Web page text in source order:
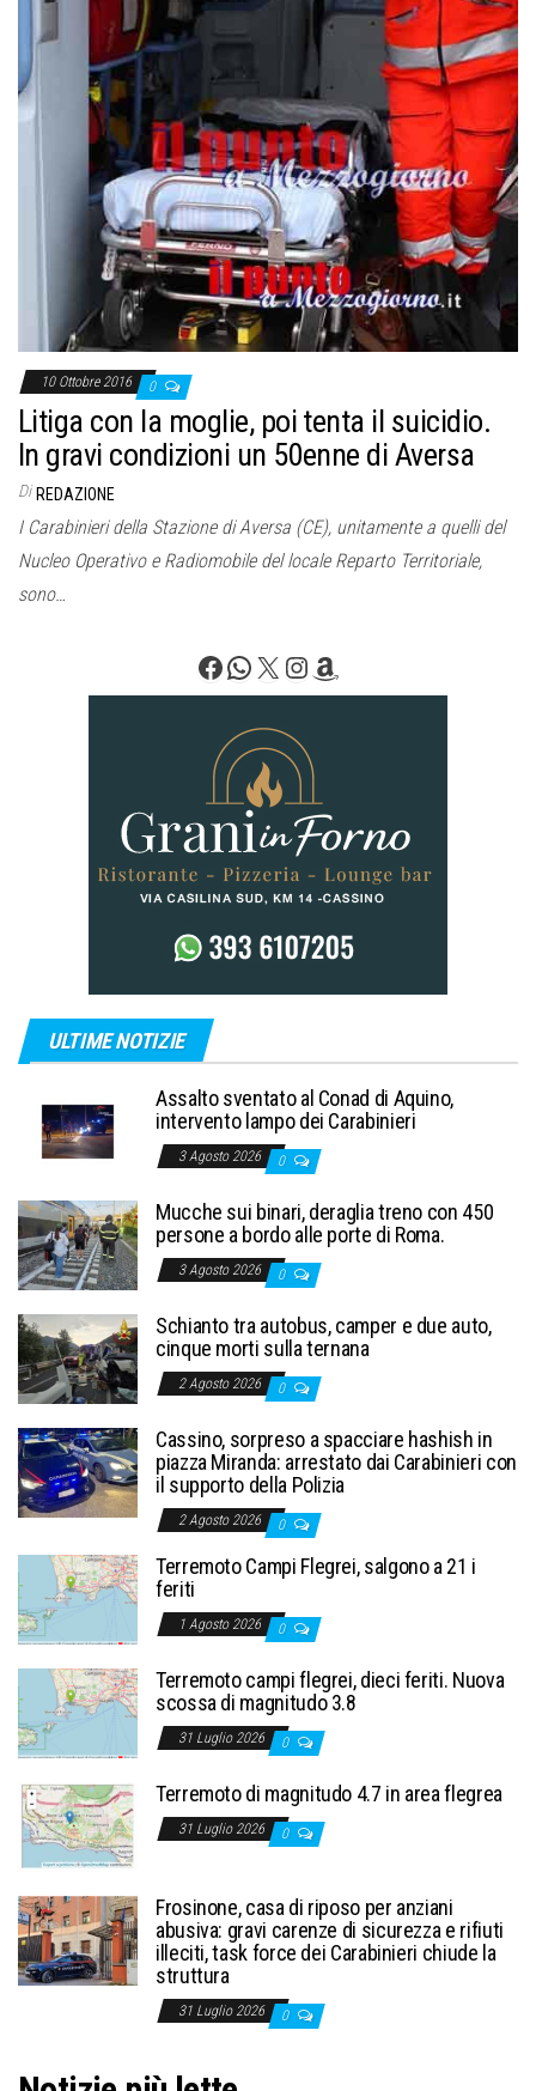
10 Ottobre 2016 0
Litiga con la moglie, poi tenta il suicidio.
In gravi condizioni un 50enne di Aversa
Di REDAZIONE
I Carabinieri della Stazione di Aversa (CE), unitamente a quelli del
Nucleo Operativo e Radiomobile del locale Reparto Territoriale,
sono…
Facebook
WhatsApp
X Instagram
Amazon
ULTIME NOTIZIE
Assalto sventato al Conad di Aquino,
intervento lampo dei Carabinieri
3 Agosto 2026 0
Mucche sui binari, deraglia treno con 450
persone a bordo alle porte di Roma.
3 Agosto 2026 0
Schianto tra autobus, camper e due auto,
cinque morti sulla ternana
2 Agosto 2026 0
Cassino, sorpreso a spacciare hashish in
piazza Miranda: arrestato dai Carabinieri con
il supporto della Polizia
2 Agosto 2026 0
Terremoto Campi Flegrei, salgono a 21 i
feriti
1 Agosto 2026 0
Terremoto campi flegrei, dieci feriti. Nuova
scossa di magnitudo 3.8
31 Luglio 2026 0
Terremoto di magnitudo 4.7 in area flegrea
31 Luglio 2026 0
Frosinone, casa di riposo per anziani
abusiva: gravi carenze di sicurezza e rifiuti
illeciti, task force dei Carabinieri chiude la
struttura
31 Luglio 2026 0